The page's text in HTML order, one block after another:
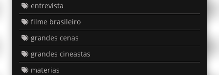
entrevista
filme brasileiro
grandes cenas
grandes cineastas
materias